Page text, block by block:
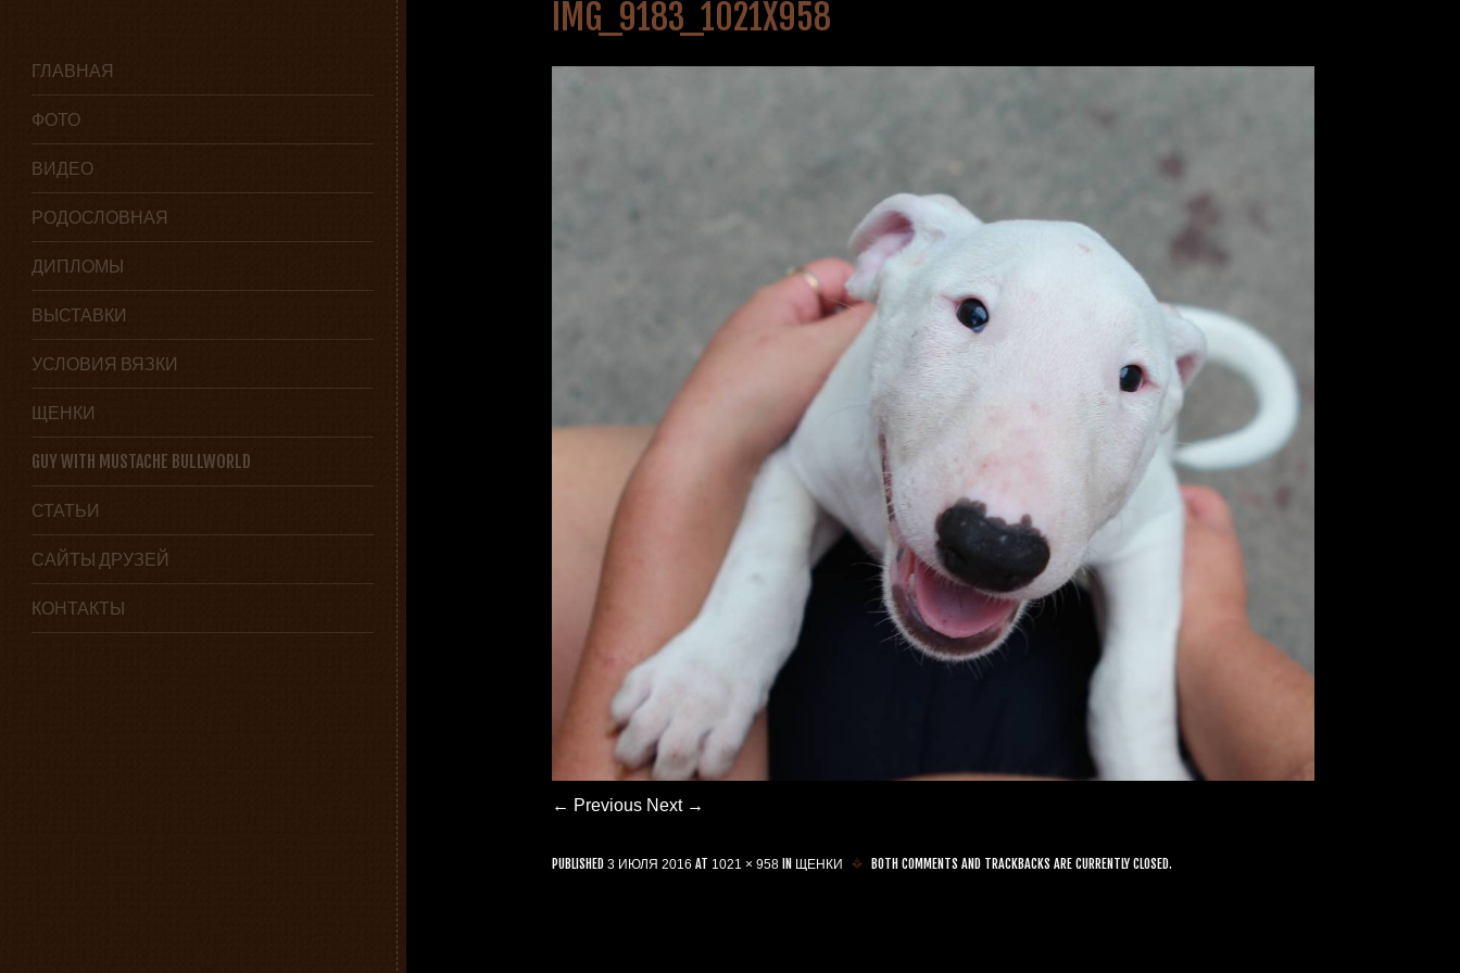
Menu
SKIP TO CONTENT
ГЛАВНАЯ
ФОТО
ВИДЕО
РОДОСЛОВНАЯ
ДИПЛОМЫ
ВЫСТАВКИ
УСЛОВИЯ ВЯЗКИ
ЩЕНКИ
GUY WITH MUSTACHE BULLWORLD
СТАТЬИ
САЙТЫ ДРУЗЕЙ
КОНТАКТЫ
IMG_9183_1021X958
← Previous Next →
PUBLISHED3 ИЮЛЯ 2016 AT 1021 × 958 IN ЩЕНКИ BOTH COMMENTS AND TRACKBACKS ARE CURRENTLY CLOSED.